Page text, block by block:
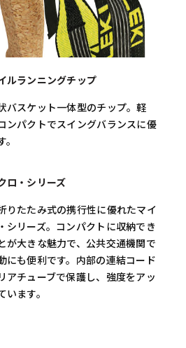
ルランニングチップ
バスケット一体型のチップ。軽
ンパクトでスイングバランスに優
ロ・シリーズ
りたたみ式の携行性に優れたマイ
シリーズ。コンパクトに収納でき
が大きな魅力で、公共交通機関で
にも便利です。内部の連結コード
アチューブで保護し、強度をアッ
います。